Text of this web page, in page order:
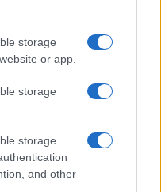
storage
or app.
storage
storage
and other